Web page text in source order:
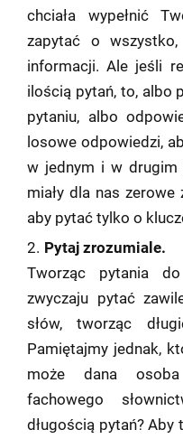
chciała wypełnić
zapytać o
informacji. Ale jeśli
ilością pytań, to, albo
pytaniu, albo
losowe odpowiedzi,
w jednym i w drugim
miały dla nas zerowe
aby pytać tylko o
Pytaj zrozumiale.
Tworząc pytania
zwyczaju pytać
słów, tworząc
Pamiętajmy jednak,
może dana
fachowego
długością pytań?